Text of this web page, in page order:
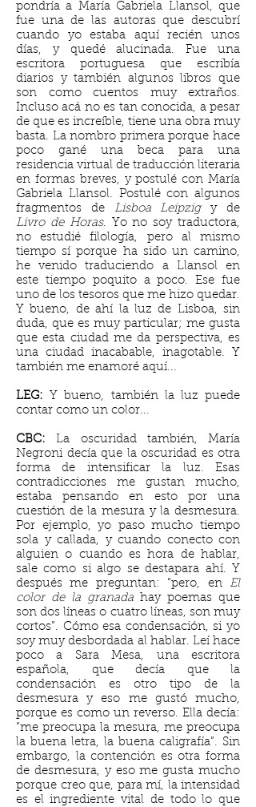
pondría a María Gabriela Llansol, que
fue una de las autoras que descubrí
cuando yo estaba aquí recién unos
días, y quedé alucinada. Fue una
escritora portuguesa que escribía
diarios y también algunos libros que
son como cuentos muy extraños.
Incluso acá no es tan conocida, a pesar
de que es increíble, tiene una obra muy
basta. La nombro primera porque hace
poco gané una beca para una
residencia virtual de traducción literaria
en formas breves, y postulé con María
Gabriela Llansol. Postulé con algunos
fragmentos de Lisboa Leipzigy de
Livro de Horas. Yo no soy traductora,
no estudié filología, pero al mismo
tiempo sí porque ha sido un camino,
he venido traduciendo a Llansol en
este tiempo poquito a poco. Ese fue
uno de los tesoros que me hizo quedar.
Y bueno, de ahí la luz de Lisboa, sin
duda, que es muy particular; me gusta
que esta ciudad me da perspectiva, es
una ciudad inacabable, inagotable. Y
también me enamoré aquí...
LEG: Y bueno, también la luz puede
contar como un color...
CBC: La oscuridad también, María
Negroni decía que la oscuridad es otra
forma de intensificar la luz. Esas
contradicciones me gustan mucho,
estaba pensando en esto por una
cuestión de la mesura y la desmesura.
Por ejemplo, yo paso mucho tiempo
sola y callada, y cuando conecto con
alguien o cuando es hora de hablar,
sale como si algo se destapara ahí. Y
después me preguntan: “pero, en El
color de la granada hay poemas que
son dos líneas o cuatro líneas, son muy
cortos”. Cómo esa condensación, si yo
soy muy desbordada al hablar. Leí hace
poco a Sara Mesa, una escritora
española, que decía que la
condensación es otro tipo de la
desmesura y eso me gustó mucho,
porque es como un reverso. Ella decía:
“me preocupa la mesura, me preocupa
la buena letra, la buena caligrafía”. Sin
embargo, la contención es otra forma
de desmesura, y eso me gusta mucho
porque creo que, para mí, la intensidad
es el ingrediente vital de todo lo que